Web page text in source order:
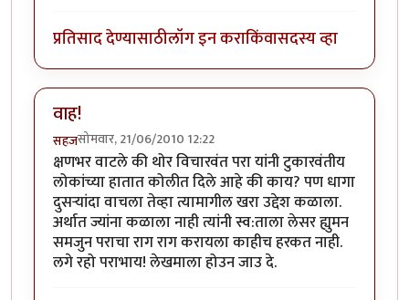
प्रतिसाद देण्यासाठीलॉग इन कराकिंवासदस्य व्हा
वाह!
सहजसोमवार, 21/06/2010 12:22
क्षणभर वाटले की थोर विचारवंत परा यांनी टुकारवंतीय
लोकांच्या हातात कोलीत दिले आहे की काय? पण धागा
दुसर्‍यांदा वाचला तेव्हा त्यामागील खरा उद्देश कळाला.
अर्थात ज्यांना कळाला नाही त्यांनी स्व:ताला लेसर ह्युमन
समजुन पराचा राग राग करायला काहीच हरकत नाही.
लगे रहो पराभाय! लेखमाला होउन जाउ दे.